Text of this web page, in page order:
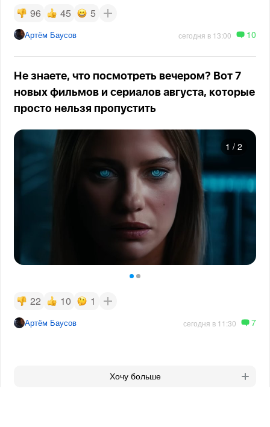
96 45 5
Артём Баусов сегодня в 13:00 10
Не знаете, что посмотреть вечером? Вот 7
новых фильмов и сериалов августа, которые
просто нельзя пропустить
1 / 2
22 10 1
Артём Баусов сегодня в 11:30 7
Хочу больше